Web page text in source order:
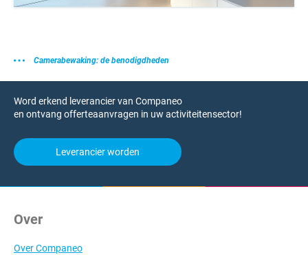
Camerabewaking: de benodigdheden
Word erkend leverancier van Companeo
en ontvang offerteaanvragen in uw activiteitensector!
Leverancier worden
Over
Over Companeo